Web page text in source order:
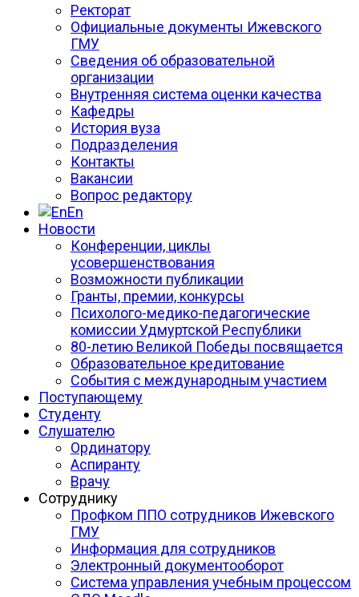
Ректорат
Официальные документы Ижевского
ГМУ
Сведения об образовательной
организации
Внутренняя система оценки качества
Кафедры
История вуза
Подразделения
Контакты
Вакансии
Вопрос редактору
En
Новости
Конференции, циклы
усовершенствования
Возможности публикации
Гранты, премии, конкурсы
Психолого-медико-педагогические
комиссии Удмуртской Республики
80-летию Великой Победы посвящается
Образовательное кредитование
События с международным участием
Поступающему
Студенту
Слушателю
Ординатору
Аспиранту
Врачу
Сотруднику
Профком ППО сотрудников Ижевского
ГМУ
Информация для сотрудников
Электронный документооборот
Система управления учебным процессом